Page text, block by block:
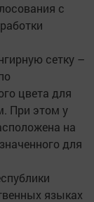
с
сетку –
цвета для
При этом у
на
для
языках